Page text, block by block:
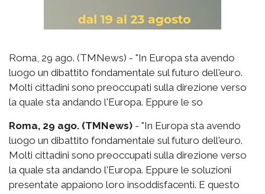
Roma, 29 ago. (TMNews) - "In Europa sta avendo
luogo un dibattito fondamentale sul futuro dell'euro.
Molti cittadini sono preoccupati sulla direzione verso
la quale sta andando l'Europa. Eppure le so
Roma, 29 ago. (TMNews) - "In Europa sta avendo
luogo un dibattito fondamentale sul futuro dell'euro.
Molti cittadini sono preoccupati sulla direzione verso
la quale sta andando l'Europa. Eppure le soluzioni
presentate appaiono loro insoddisfacenti. E questo